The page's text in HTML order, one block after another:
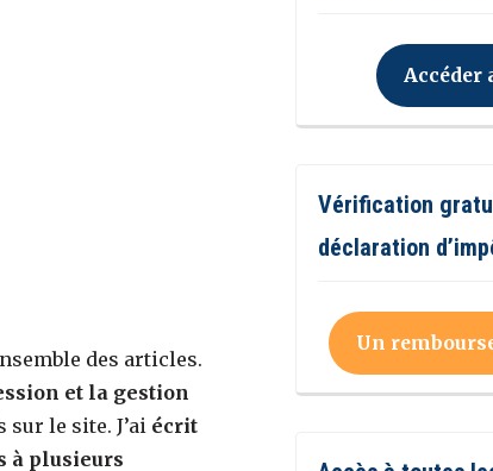
des articles.
et la gestion
le site. J’ai écrit
à plusieurs
Accéder
Vérification
déclaration
Un